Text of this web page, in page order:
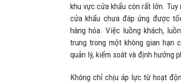
khu vực cửa khẩu còn rất lớn.
cửa khẩu chưa đáp ứng được
hàng hóa. Việc luồng khách,
trung trong một không gian hạn
quản lý, kiểm soát và định hướng
Không chỉ chịu áp lực từ hoạt